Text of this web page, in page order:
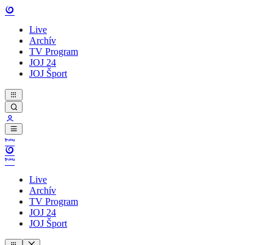
Live
Archív
TV Program
JOJ 24
JOJ Šport
Live
Archív
TV Program
JOJ 24
JOJ Šport